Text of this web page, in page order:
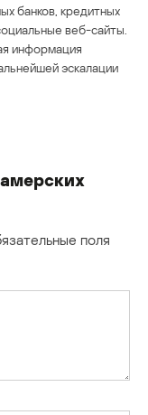
банков, кредитных
веб-сайты.
информация
эскалации
поля